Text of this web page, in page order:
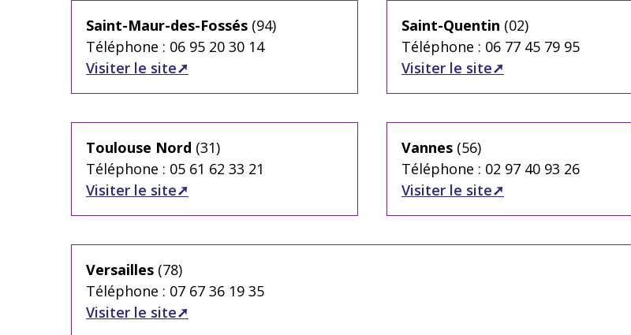
Saint-Maur-des-Fossés (94)
Téléphone : 06 95 20 30 14
Visiter le site
Saint-Quentin (02)
Téléphone : 06 77 45 79 95
Visiter le site
Toulouse Nord (31)
Téléphone : 05 61 62 33 21
Visiter le site
Vannes (56)
Téléphone : 02 97 40 93 26
Visiter le site
Versailles (78)
Téléphone : 07 67 36 19 35
Visiter le site